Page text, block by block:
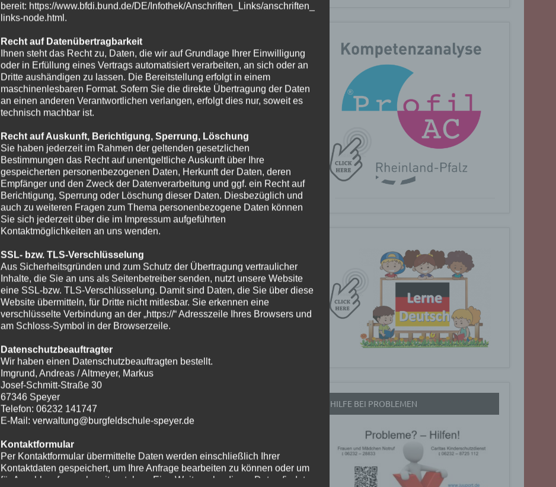
HILFE BEI PROBLEMEN
bereit: https://www.bfdi.bund.de/DE/Infothek/Anschriften_Links/anschriften_
links-node.html.
Recht auf Datenübertragbarkeit
Ihnen steht das Recht zu, Daten, die wir auf Grundlage Ihrer Einwilligung
oder in Erfüllung eines Vertrags automatisiert verarbeiten, an sich oder an
Dritte aushändigen zu lassen. Die Bereitstellung erfolgt in einem
maschinenlesbaren Format. Sofern Sie die direkte Übertragung der Daten
an einen anderen Verantwortlichen verlangen, erfolgt dies nur, soweit es
technisch machbar ist.
Recht auf Auskunft, Berichtigung, Sperrung, Löschung
Sie haben jederzeit im Rahmen der geltenden gesetzlichen
Bestimmungen das Recht auf unentgeltliche Auskunft über Ihre
gespeicherten personenbezogenen Daten, Herkunft der Daten, deren
Empfänger und den Zweck der Datenverarbeitung und ggf. ein Recht auf
Berichtigung, Sperrung oder Löschung dieser Daten. Diesbezüglich und
auch zu weiteren Fragen zum Thema personenbezogene Daten können
Sie sich jederzeit über die im Impressum aufgeführten
Kontaktmöglichkeiten an uns wenden.
SSL- bzw. TLS-Verschlüsselung
Aus Sicherheitsgründen und zum Schutz der Übertragung vertraulicher
Inhalte, die Sie an uns als Seitenbetreiber senden, nutzt unsere Website
eine SSL-bzw. TLS-Verschlüsselung. Damit sind Daten, die Sie über diese
Website übermitteln, für Dritte nicht mitlesbar. Sie erkennen eine
verschlüsselte Verbindung an der „https://“ Adresszeile Ihres Browsers und
am Schloss-Symbol in der Browserzeile.
Datenschutzbeauftragter
Wir haben einen Datenschutzbeauftragten bestellt.
Imgrund, Andreas / Altmeyer, Markus
Josef-Schmitt-Straße 30
67346 Speyer
Telefon: 06232 141747
E-Mail: verwaltung@burgfeldschule-speyer.de
Kontaktformular
Per Kontaktformular übermittelte Daten werden einschließlich Ihrer
Kontaktdaten gespeichert, um Ihre Anfrage bearbeiten zu können oder um
für Anschlussfragen bereitzustehen. Eine Weitergabe dieser Daten findet